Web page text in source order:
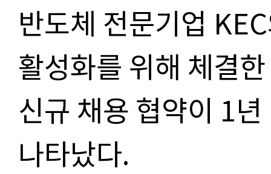
반도체 전문기업
활성화를 위해 체결
신규 채용 협약이 1
나타났다.